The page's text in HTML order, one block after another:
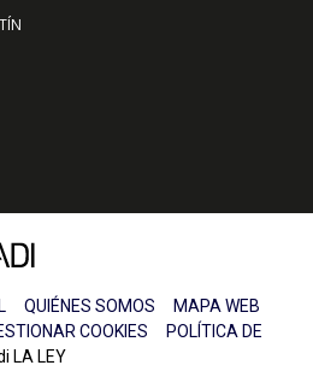
QUIÉNES SOMOS
MAPA WEB
COOKIES
POLÍTICA DE
LEY